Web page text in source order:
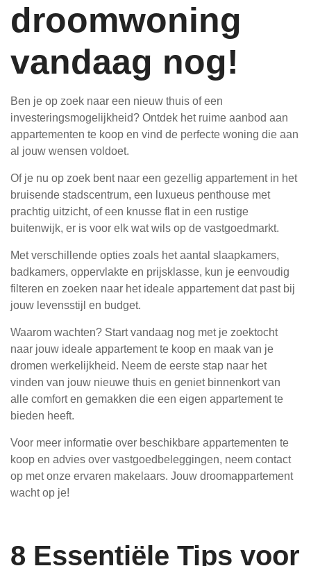
droomwoning
vandaag nog!
Ben je op zoek naar een nieuw thuis of een
investeringsmogelijkheid? Ontdek het ruime aanbod aan
appartementen te koop en vind de perfecte woning die aan
al jouw wensen voldoet.
Of je nu op zoek bent naar een gezellig appartement in het
bruisende stadscentrum, een luxueus penthouse met
prachtig uitzicht, of een knusse flat in een rustige
buitenwijk, er is voor elk wat wils op de vastgoedmarkt.
Met verschillende opties zoals het aantal slaapkamers,
badkamers, oppervlakte en prijsklasse, kun je eenvoudig
filteren en zoeken naar het ideale appartement dat past bij
jouw levensstijl en budget.
Waarom wachten? Start vandaag nog met je zoektocht
naar jouw ideale appartement te koop en maak van je
dromen werkelijkheid. Neem de eerste stap naar het
vinden van jouw nieuwe thuis en geniet binnenkort van
alle comfort en gemakken die een eigen appartement te
bieden heeft.
Voor meer informatie over beschikbare appartementen te
koop en advies over vastgoedbeleggingen, neem contact
op met onze ervaren makelaars. Jouw droomappartement
wacht op je!
8 Essentiële Tips voor